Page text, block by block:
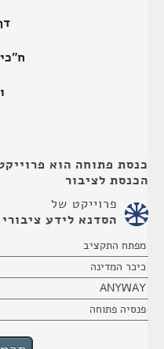
כנסת פתוחה הוא
הכנסת לציבור
פרוייקט של
הסדנא לידע ציבורי
מפתח התקציב
כיכר המדינה
ANYWAY
פנסיה פתוחה